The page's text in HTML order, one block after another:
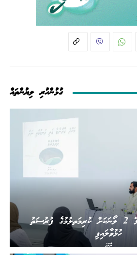
ގުޅުންހުރި ލިޔުންތައް
ރާއްޖެ
ދަނޑުވެރިކަމާއި ގުޅޭ 2 ލޯނަކަށް ކުރިމަތލުމުގެ ފުރުސަތު
ހުޅުވާލައިފި